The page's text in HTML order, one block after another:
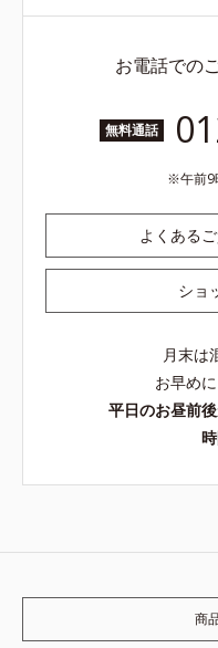
お電話での
無料通話
午前9
よくある
ショ
月末は
お早め
平日のお昼前
商